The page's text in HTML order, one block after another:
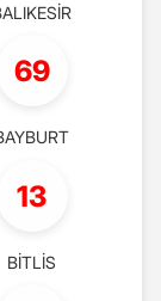
69
13
BİTLİS